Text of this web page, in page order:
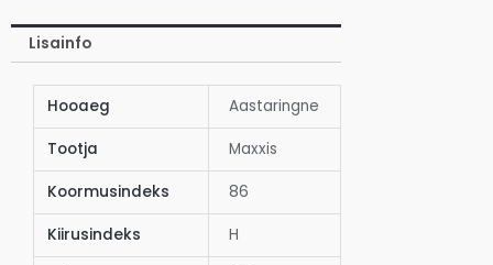
Lisainfo
Hooaeg Aastaringne
Tootja Maxxis
Koormusindeks 86
Kiirusindeks H